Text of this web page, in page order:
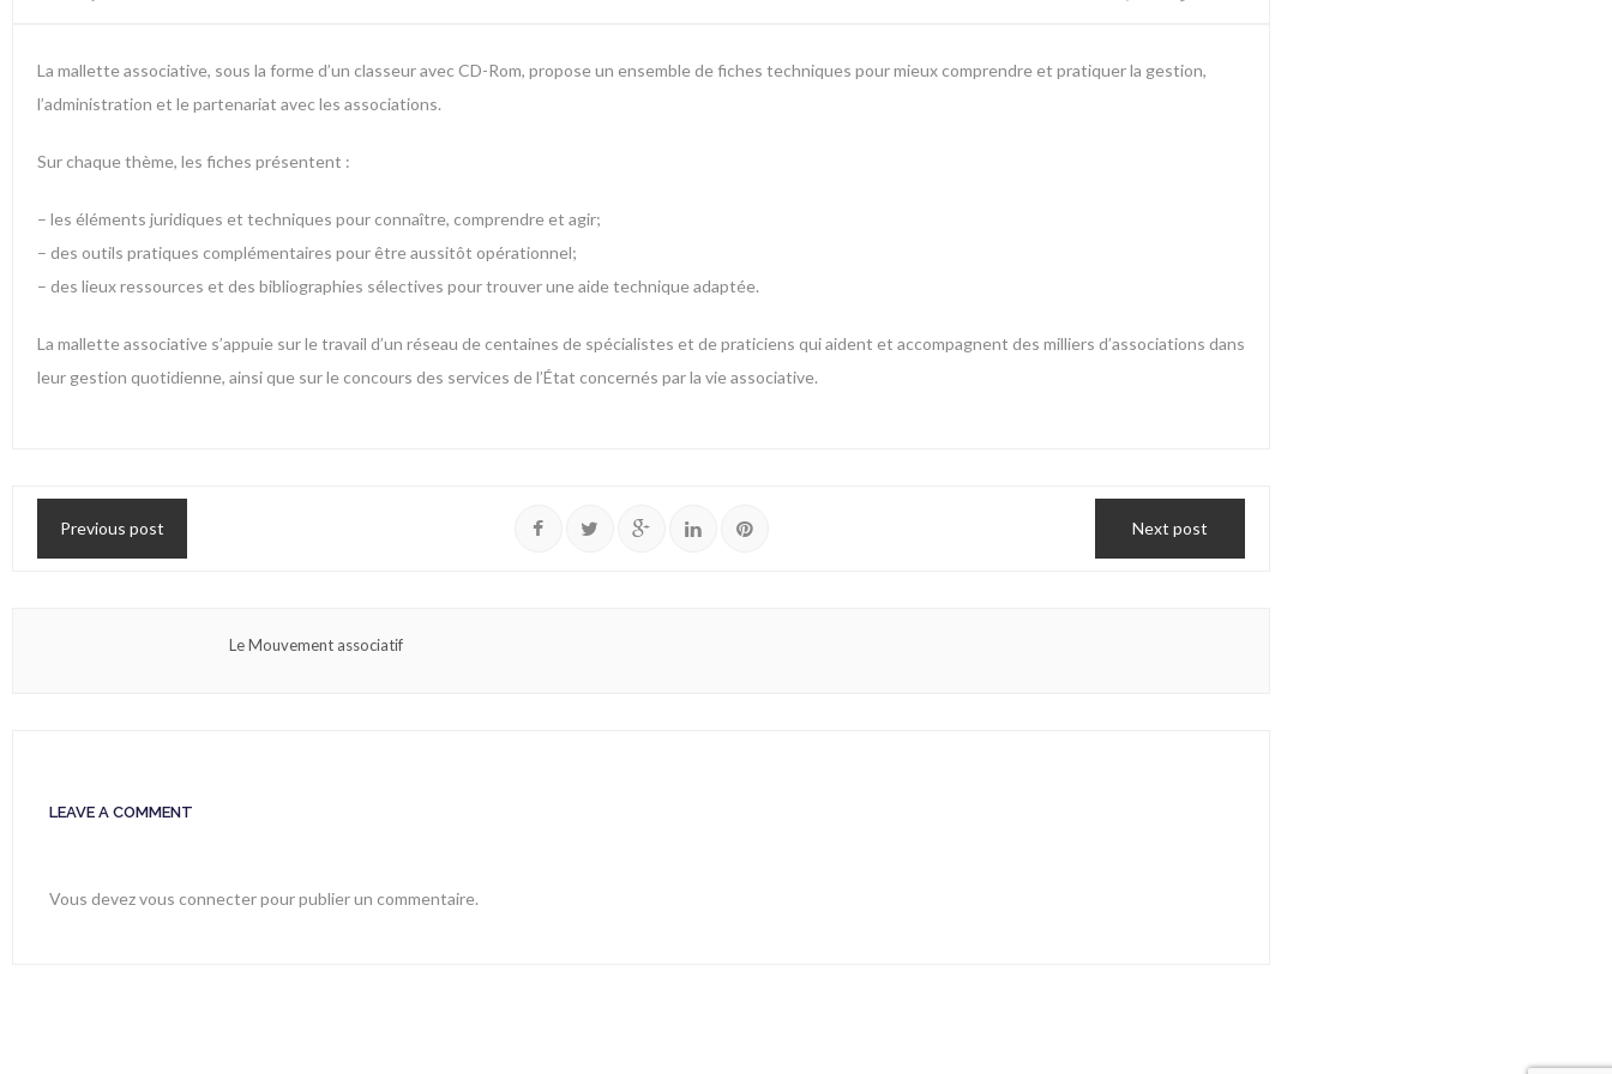
La mallette associative, sous la forme d’un classeur avec CD-Rom, propose un ensemble de fiches techniques pour mieux comprendre et pratiquer la gestion,
l’administration et le partenariat avec les associations.
Sur chaque thème, les fiches présentent :
– les éléments juridiques et techniques pour connaître, comprendre et agir;
– des outils pratiques complémentaires pour être aussitôt opérationnel;
– des lieux ressources et des bibliographies sélectives pour trouver une aide technique adaptée.
La mallette associative s’appuie sur le travail d’un réseau de centaines de spécialistes et de praticiens qui aident et accompagnent des milliers d’associations dans
leur gestion quotidienne, ainsi que sur le concours des services de l’État concernés par la vie associative.
Previous post Next post
Le Mouvement associatif
LEAVE A COMMENT
Vous devezvous connecterpour publier un commentaire.